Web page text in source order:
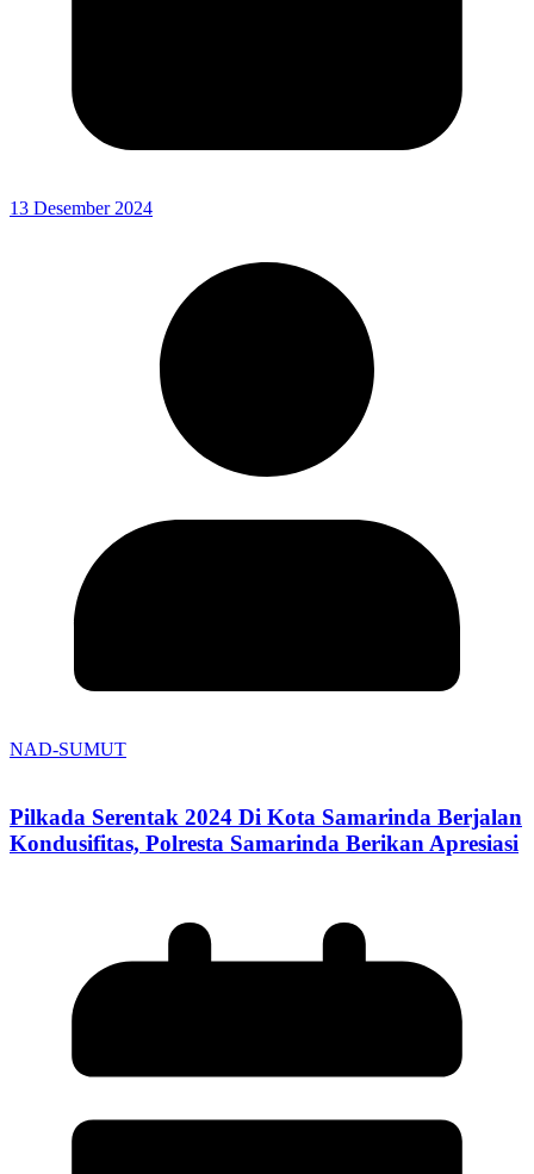
13 Desember 2024
NAD-SUMUT
Pilkada Serentak 2024 Di Kota Samarinda Berjalan
Kondusifitas, Polresta Samarinda Berikan Apresiasi